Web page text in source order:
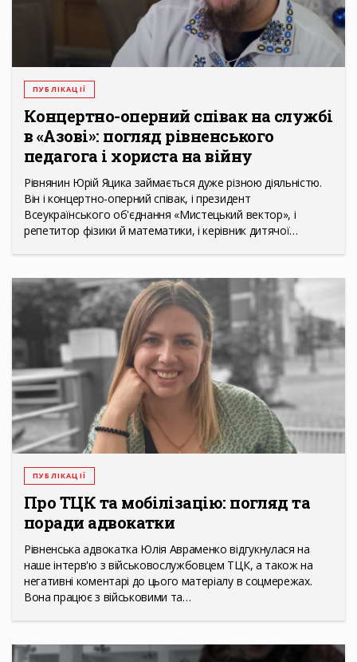
ПУБЛІКАЦІЇ
Концертно-оперний співак на службі
в «Азові»: погляд рівненського
педагога і хориста на війну
Рівнянин Юрій Яцика займається дуже різною діяльністю.
Він і концертно-оперний співак, і президент
Всеукраїнського об'єднання «Мистецький вектор», і
репетитор фізики й математики, і керівник дитячої…
ПУБЛІКАЦІЇ
Про ТЦК та мобілізацію: погляд та
поради адвокатки
Рівненська адвокатка Юлія Авраменко відгукнулася на
наше інтерв'ю з військовослужбовцем ТЦК, а також на
негативні коментарі до цього матеріалу в соцмережах.
Вона працює з військовими та…